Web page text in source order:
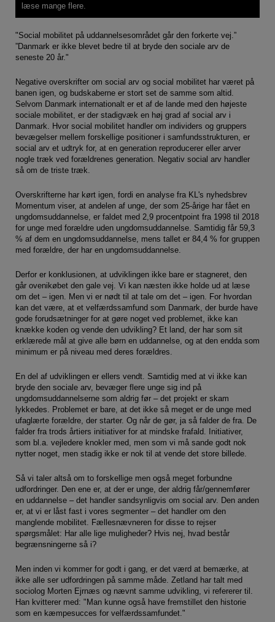
Data og dialog
Borgeren i centrum
Hackschooling
Digitale kompetencer
Virksomheder
Magasinet - alle temaer
Magasinet - alle navne
læse mange flere.
"Social mobilitet på uddannelsesområdet går den forkerte vej.”
”Danmark er ikke blevet bedre til at bryde den sociale arv de
seneste 20 år."
Negative overskrifter om social arv og social mobilitet har været på
banen igen, og budskaberne er stort set de samme som altid.
Selvom Danmark internationalt er et af de lande med den højeste
sociale mobilitet, er der stadigvæk en høj grad af social arv i
Danmark. Hvor social mobilitet handler om individers og gruppers
bevægelser mellem forskellige positioner i samfundsstrukturen, er
social arv et udtryk for, at en generation reproducerer eller arver
nogle træk ved forældrenes generation. Negativ social arv handler
så om de triste træk.
Overskrifterne har kørt igen, fordi en analyse fra KL's nyhedsbrev
Momentum viser, at andelen af unge, der som 25-årige har fået en
ungdomsuddannelse, er faldet med 2,9 procentpoint fra 1998 til 2018
for unge med forældre uden ungdomsuddannelse. Samtidig får 59,3
% af dem en ungdomsuddannelse, mens tallet er 84,4 % for gruppen
med forældre, der har en ungdomsuddannelse.
Derfor er konklusionen, at udviklingen ikke bare er stagneret, den
går ovenikøbet den gale vej. Vi kan næsten ikke holde ud at læse
om det – igen. Men vi er nødt til at tale om det – igen. For hvordan
kan det være, at et velfærdssamfund som Danmark, der burde have
gode forudsætninger for at gøre noget ved problemet, ikke kan
knække koden og vende den udvikling? Et land, der har som sit
erklærede mål at give alle børn en uddannelse, og at den endda som
minimum er på niveau med deres forældres.
En del af udviklingen er ellers vendt. Samtidig med at vi ikke kan
bryde den sociale arv, bevæger flere unge sig ind på
ungdomsuddannelserne som aldrig før – det projekt er skam
lykkedes. Problemet er bare, at det ikke så meget er de unge med
ufaglærte forældre, der starter. Og når de gør, ja så falder de fra. De
falder fra trods årtiers initiativer for at mindske frafald. Initiativer,
som bl.a. vejledere knokler med, men som vi må sande godt nok
nytter noget, men stadig ikke er nok til at vende det store billede.
Så vi taler altså om to forskellige men også meget forbundne
udfordringer. Den ene er, at der er unge, der aldrig får/gennemfører
en uddannelse – det handler sandsynligvis om social arv. Den anden
er, at vi er låst fast i vores segmenter – det handler om den
manglende mobilitet. Fællesnævneren for disse to rejser
spørgsmålet: Har alle lige muligheder? Hvis nej, hvad består
begrænsningerne så i?
Men inden vi kommer for godt i gang, er det værd at bemærke, at
ikke alle ser udfordringen på samme måde. Zetland har talt med
sociolog Morten Ejrnæs og nævnt samme udvikling, vi refererer til.
Han kvitterer med: "Man kunne også have fremstillet den historie
som en kæmpesucces for velfærdssamfundet."